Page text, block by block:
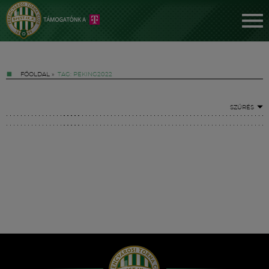
FŐOLDAL » TAG: PEKING2022
SZŰRÉS
Hírek